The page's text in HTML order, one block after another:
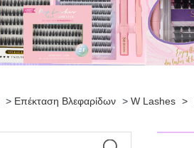
> Επέκταση Βλεφαρίδων > W Lashes >